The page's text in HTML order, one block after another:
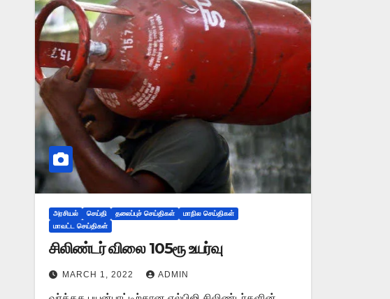
அரசியல் செய்தி தலைப்புச் செய்திகள்
மாநில செய்திகள்
மாவட்ட செய்திகள்
சிலிண்டர் விலை 105ரூ உயர்வு
MARCH 1, 2022 ADMIN